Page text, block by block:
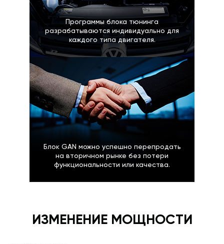
Программы блока тюнинга
разрабатываются индивидуально для
каждого типа двигателя.
Блок GAN можно успешно перепродать
на вторичном рынке без потери
функциональности или качества.
ИЗМЕНЕНИЕ МОЩНОСТИ